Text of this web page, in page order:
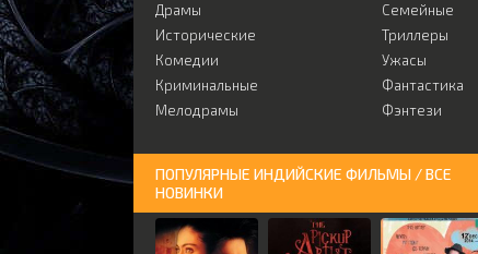
Драмы
Исторические
Комедии
Криминальные
Мелодрамы
Семейные
Триллеры
Ужасы
Фантастика
Фэнтези
ПОПУЛЯРНЫЕ ИНДИЙСКИЕ ФИЛЬМЫ / ВСЕ
НОВИНКИ